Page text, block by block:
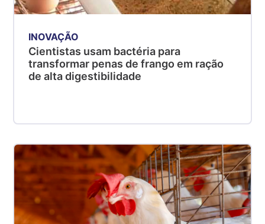
INOVAÇÃO
Cientistas usam bactéria para
transformar penas de frango em ração
de alta digestibilidade